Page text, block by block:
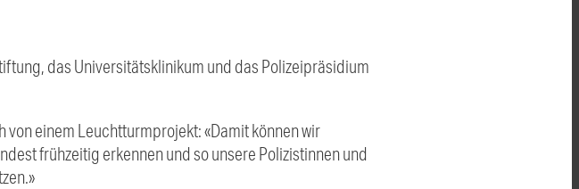
das Universitätsklinikum und das Polizeipräsidium
einem Leuchtturmprojekt: «Damit können wir
frühzeitig erkennen und so unsere Polizistinnen und